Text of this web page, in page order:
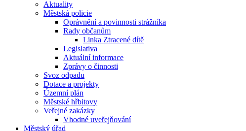
Aktuality
Městská policie
Oprávnění a povinnosti strážníka
Rady občanům
Linka Ztracené dítě
Legislativa
Aktuální informace
Zprávy o činnosti
Svoz odpadu
Dotace a projekty
Územní plán
Městské hřbitovy
Veřejné zakázky
Vhodné uveřejňování
Městský úřad